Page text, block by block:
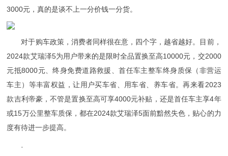
3000元，真的是谈不上一分价钱一分货。
对于购车政策，消费者同样很在意，四个字，越省越好。目前，
2024款艾瑞泽5为用户带来的是限时全品置换至高10000元，交2000
元抵8000元、终身免费道路救援、首任车主整车终身质保（非营运
车主）等丰富权益，让用户买车省、用车省、养车省。再来看2023
款吉利帝豪，不管是置换至高可享4000元补贴，还是首任车主享4年
或15万公里整车质保，都在2024款艾瑞泽5面前黯然失色，贴心的力
度有待进一步提高。
·